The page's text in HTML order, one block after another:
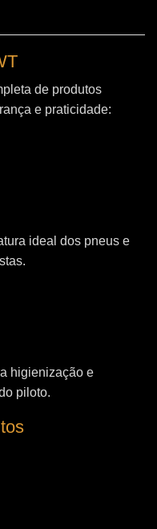
de produtos
e praticidade:
ideal dos pneus e
higienização e
piloto.